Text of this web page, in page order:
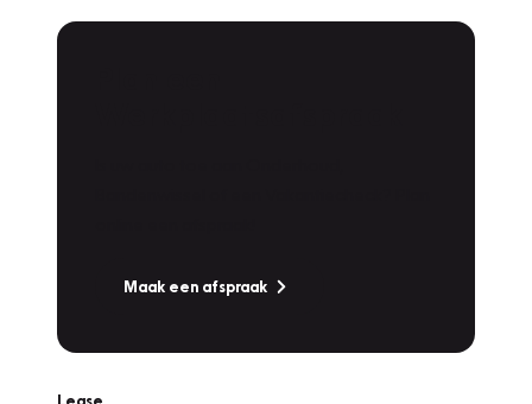
Maak een afspraak